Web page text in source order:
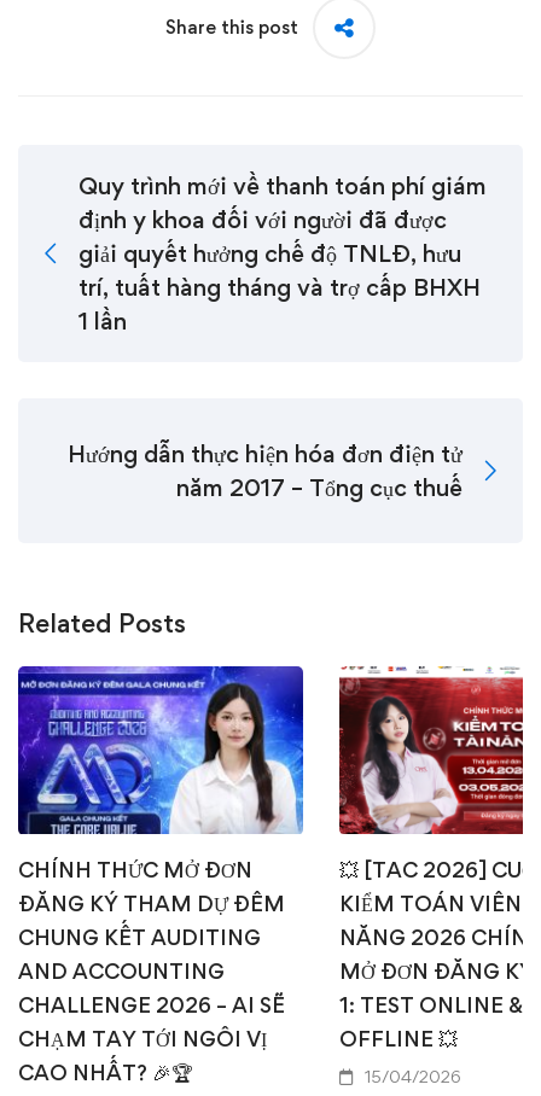
Share this post
Quy trình mới về thanh toán phí giám
định y khoa đối với người đã được
giải quyết hưởng chế độ TNLĐ, hưu
trí, tuất hàng tháng và trợ cấp BHXH
1 lần
Hướng dẫn thực hiện hóa đơn điện tử
năm 2017 – Tổng cục thuế
Related Posts
CHÍNH THỨC MỞ ĐƠN
ĐĂNG KÝ THAM DỰ ĐÊM
CHUNG KẾT AUDITING
AND ACCOUNTING
CHALLENGE 2026 – AI SẼ
CHẠM TAY TỚI NGÔI VỊ
CAO NHẤT? 🎉🏆
💥 [TAC 2026]
KIỂM TOÁN VIÊN
NĂNG 2026
MỞ ĐƠN ĐĂNG KÝ
1: TEST ONLINE &
OFFLINE 💥
15/04/2026